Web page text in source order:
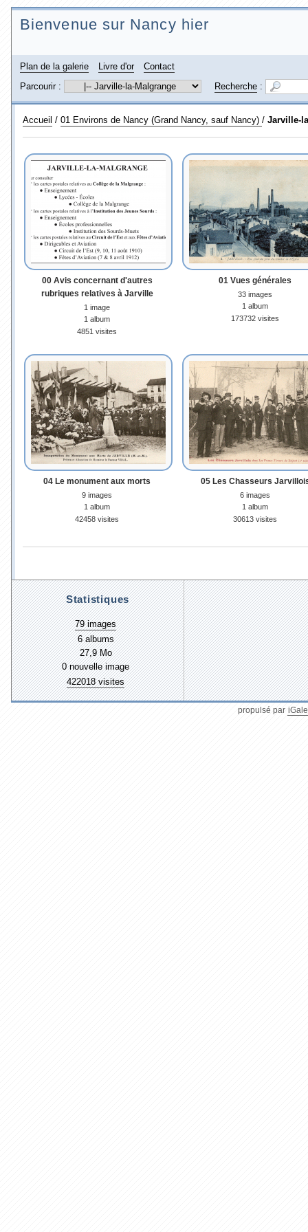
Bienvenue sur Nancy hier
Plan de la galerie Livre d'or
Contact
Parcourir :
Recherche :
Accueil / 01 Environs de Nancy (Grand Nancy, sauf Nancy) / Jarville-
00 Avis concernant d'autres
rubriques relatives à Jarville
1 image
1 album
4851 visites
01 Vues générales
33 images
1 album
173732 visites
04 Le monument aux morts
9 images
1 album
42458 visites
05 Les Chasseurs
6 images
1 album
30613 visites
Statistiques
79 images
6 albums
27,9 Mo
0 nouvelle image
422018 visites
propulsé par